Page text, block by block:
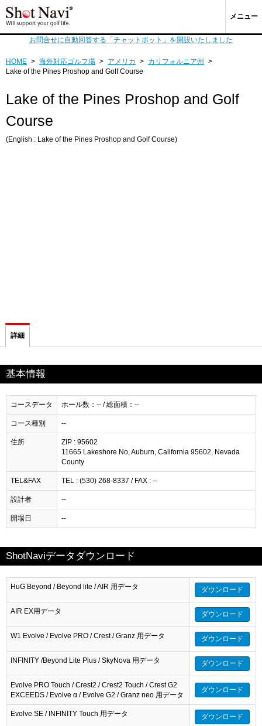
メニュー
お問合せに自動回答する「チャットボット」を開設いたしました
HOME > 海外対応ゴルフ場 > アメリカ > カリフォルニア州
>
Lake of the Pines Proshop and Golf Course
Lake of the Pines Proshop and Golf
Course
(English : Lake of the Pines Proshop and Golf Course)
詳細
基本情報
コースデータ ホール数：-- / 総面積：--
コース種別 --
住所
ZIP : 95602
11665 Lakeshore No, Auburn, California 95602, Nevada
County
TEL&FAX TEL : (530) 268-8337 / FAX : --
設計者 --
開場日 --
ShotNaviデータダウンロード
HuG Beyond / Beyond lite / AIR 用データ ダウンロード
AIR EX用データ ダウンロード
W1 Evolve / Evolve PRO / Crest / Granz 用データ ダウンロード
INFINITY /Beyond Lite Plus / SkyNova 用データ ダウンロード
Evolve PRO Touch / Crest2 / Crest2 Touch / Crest G2
EXCEEDS / Evolve α / Evolve G2 / Granz neo 用データ
ダウンロード
Evolve SE / INFINITY Touch 用データ ダウンロード